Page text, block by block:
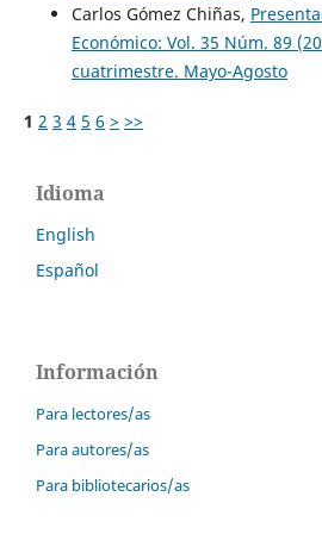
Carlos Gómez Chiñas,
Económico: Vol. 35 Núm. 89
cuatrimestre. Mayo-Agosto
1 2 3 4 5 6 > >>
Idioma
English
Español
Información
Para lectores/as
Para autores/as
Para bibliotecarios/as